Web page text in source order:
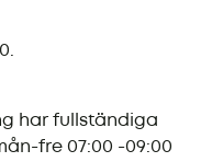
har fullständiga
fre 07:00 -09:00